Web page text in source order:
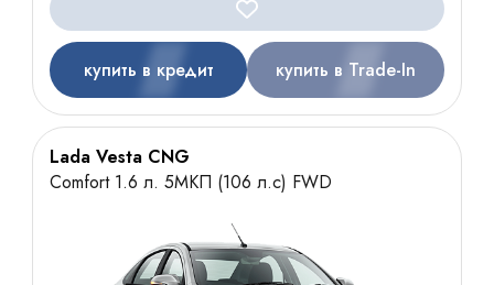
купить в кредит купить в Trade-In
Lada Vesta CNG
Comfort 1.6 л. 5МКП (106 л.с) FWD